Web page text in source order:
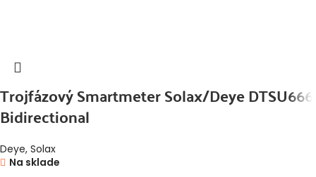
Trojfázový Smartmeter Solax/Deye DTSU666
Bidirectional
Deye, Solax
Na sklade